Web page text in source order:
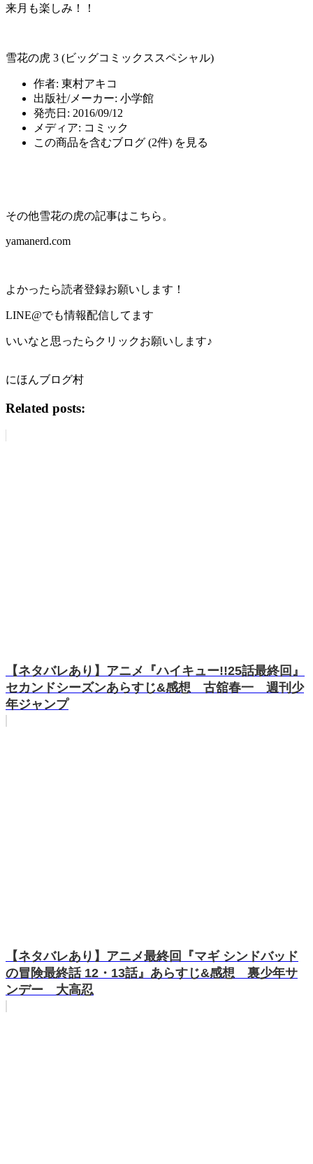
来月も楽しみ！！
雪花の虎 3 (ビッグコミックススペシャル)
作者: 東村アキコ
出版社/メーカー: 小学館
発売日: 2016/09/12
メディア: コミック
この商品を含むブログ (2件) を見る
その他雪花の虎の記事はこちら。
yamanerd.com
よかったら読者登録お願いします！
LINE@でも情報配信してます
いいなと思ったらクリックお願いします♪
にほんブログ村
Related posts:
【ネタバレあり】アニメ『ハイキュー!!25話最終回』
セカンドシーズンあらすじ&感想 古舘春一 週刊少
年ジャンプ
【ネタバレあり】アニメ最終回『マギ シンドバッド
の冒険最終話 12・13話』あらすじ&感想 裏少年サ
ンデー 大高忍